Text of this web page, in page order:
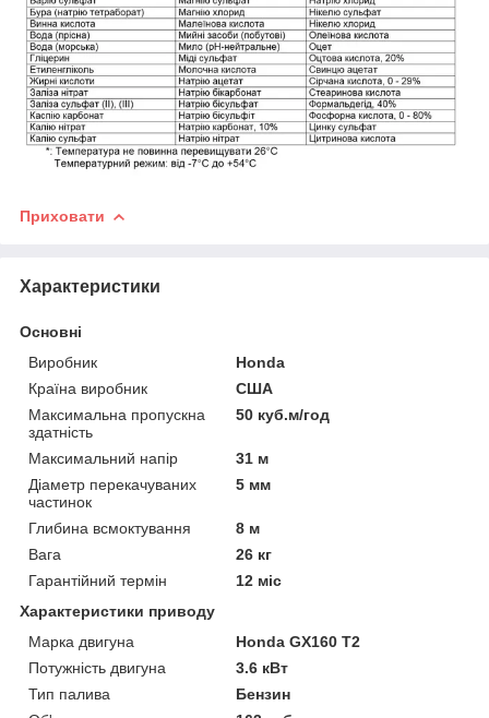
Приховати
Характеристики
Основні
Виробник
Honda
Країна виробник
США
Максимальна пропускна
здатність
50 куб.м/год
Максимальний напір
31 м
Діаметр перекачуваних
частинок
5 мм
Глибина всмоктування
8 м
Вага
26 кг
Гарантійний термін
12 міс
Характеристики приводу
Марка двигуна
Honda GX160 Т2
Потужність двигуна
3.6 кВт
Тип палива
Бензин